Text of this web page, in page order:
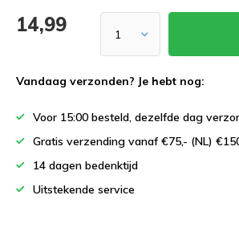
14,99
Vandaag verzonden? Je hebt nog:
Voor 15:00 besteld, dezelfde dag
Gratis verzending vanaf €75,- (NL)
14 dagen bedenktijd
Uitstekende service